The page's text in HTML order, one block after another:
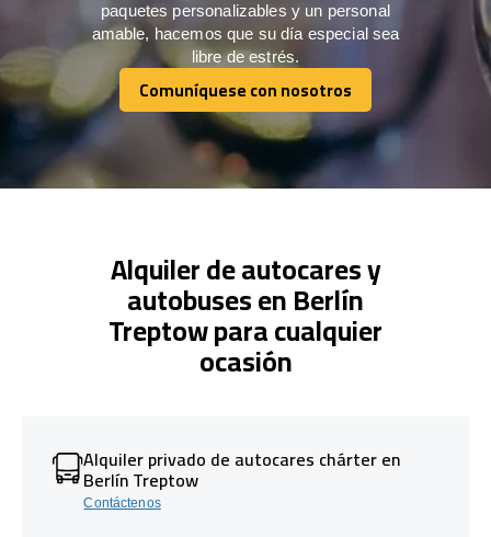
paquetes personalizables y un personal
amable, hacemos que su día especial sea
libre de estrés.
Comuníquese con nosotros
Comuníquese con nosotros
Alquiler de autocares y
autobuses en Berlín
Treptow para cualquier
ocasión
Alquiler privado de autocares chárter en
Berlín Treptow
Contáctenos